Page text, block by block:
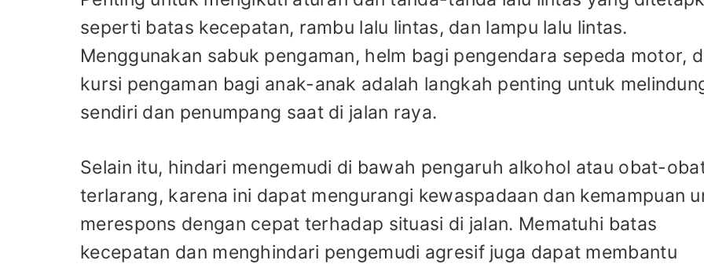
seperti batas kecepatan, rambu lalu lintas, dan lampu lalu lintas.
Menggunakan sabuk pengaman, helm bagi pengendara sepeda motor,
kursi pengaman bagi anak-anak adalah langkah penting untuk
sendiri dan penumpang saat di jalan raya.
Selain itu, hindari mengemudi di bawah pengaruh alkohol atau obat-
terlarang, karena ini dapat mengurangi kewaspadaan dan kemampuan
merespons dengan cepat terhadap situasi di jalan. Mematuhi batas
kecepatan dan menghindari pengemudi agresif juga dapat membantu